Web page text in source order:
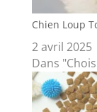
Chien Loup
2 avril 2025
Dans